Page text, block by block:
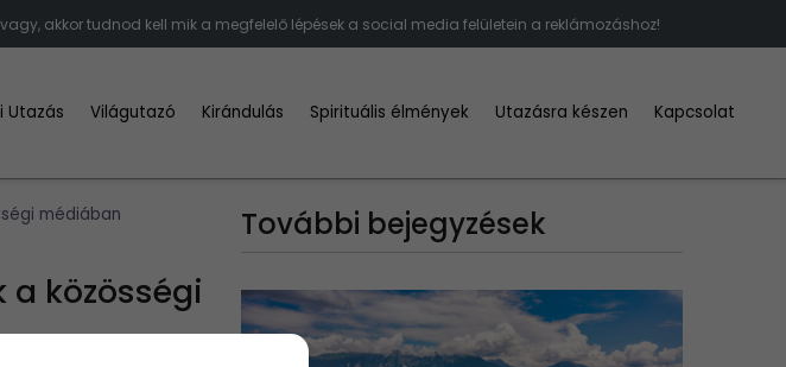
akkor tudnod kell mik a megfelelő lépések a social media felületein a reklámozáshoz!
Utazás Világutazó Kirándulás Spirituális élmények Utazásra készen Kapcsolat
médiában
közösségi
További bejegyzések